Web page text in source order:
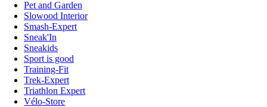
Pet and Garden
Slowood Interior
Smash-Expert
Sneak'In
Sneakids
Sport is good
Training-Fit
Trek-Expert
Triathlon Expert
Vélo-Store